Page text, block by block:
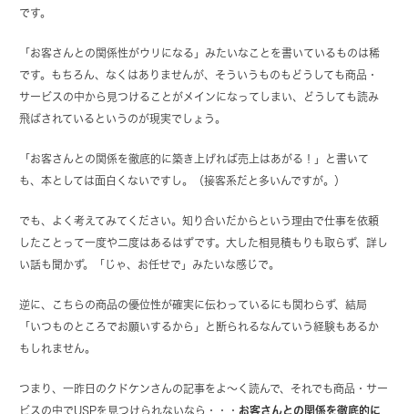
です。
「お客さんとの関係性がウリになる」みたいなことを書いているものは稀
です。もちろん、なくはありませんが、そういうものもどうしても商品・
サービスの中から見つけることがメインになってしまい、どうしても読み
飛ばされているというのが現実でしょう。
「お客さんとの関係を徹底的に築き上げれば売上はあがる！」と書いて
も、本としては面白くないですし。（接客系だと多いんですが。）
でも、よく考えてみてください。知り合いだからという理由で仕事を依頼
したことって一度や二度はあるはずです。大した相見積もりも取らず、詳し
い話も聞かず。「じゃ、お任せで」みたいな感じで。
逆に、こちらの商品の優位性が確実に伝わっているにも関わらず、結局
「いつものところでお願いするから」と断られるなんていう経験もあるか
もしれません。
つまり、一昨日のクドケンさんの記事をよ～く読んで、それでも商品・サー
ビスの中でUSPを見つけられないなら・・・ お客さんとの関係を徹底的に